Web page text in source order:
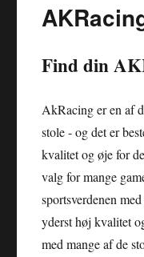
Find din
AkRacing er en af
stole - og det er
kvalitet og øje for
valg for mange
sportsverdenen
yderst høj kvalitet
med mange af de